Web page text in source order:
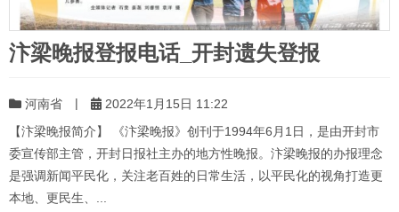
汴梁晚报登报电话_开封遗失登报
河南省 |
2022年1月15日 11:22
【汴梁晚报简介】 《汴梁晚报》创刊于1994年6月1日，是由开封市
委宣传部主管，开封日报社主办的地方性晚报。汴梁晚报的办报理念
是强调新闻平民化，关注老百姓的日常生活，以平民化的视角打造更
本地、更民生、...